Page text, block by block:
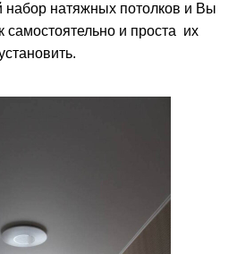
набор натяжных потолков и Вы
самостоятельно и проста их